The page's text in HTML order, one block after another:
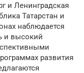
и Ленинградская
Татарстан и
наблюдается
и высокий
развития